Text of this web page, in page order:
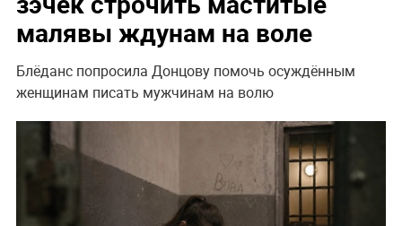
малявы ждунам на воле
Блёданс попросила Донцову помочь осуждённым
женщинам писать мужчинам на волю